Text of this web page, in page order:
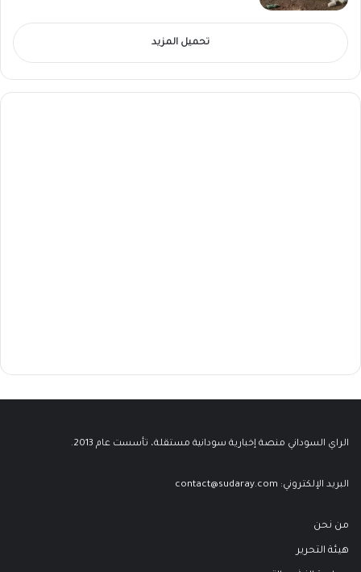
تحميل المزيد
الراي السوداني منصة إخبارية سودانية مستقلة، تأسست عام 2013.
البريد الإلكتروني: contact@sudaray.com
من نحن
هيئة التحرير